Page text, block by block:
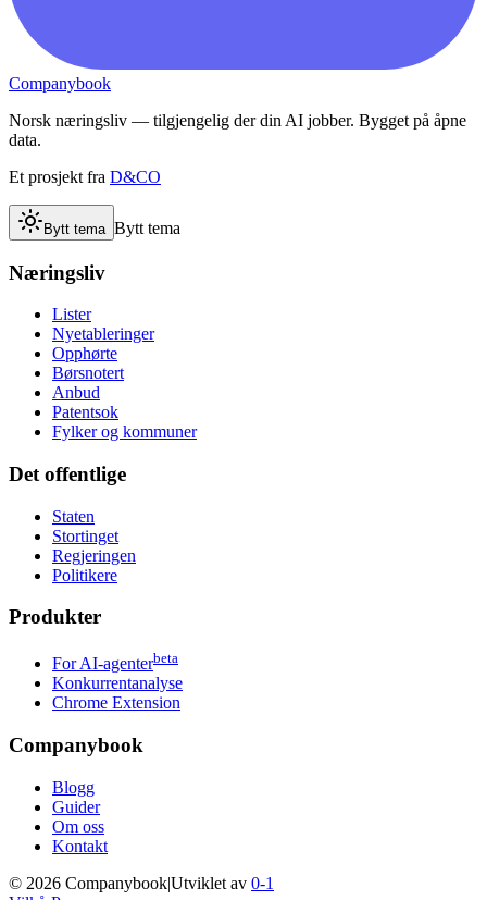
Companybook
Norsk næringsliv — tilgjengelig der din AI jobber. Bygget på åpne
data.
Et prosjekt fra D&CO
Bytt tema Bytt tema
Næringsliv
Lister
Nyetableringer
Opphørte
Børsnotert
Anbud
Patentsok
Fylker og kommuner
Det offentlige
Staten
Stortinget
Regjeringen
Politikere
Produkter
For AI-agenterbeta
Konkurrentanalyse
Chrome Extension
Companybook
Blogg
Guider
Om oss
Kontakt
© 2026 Companybook|Utviklet av 0-1